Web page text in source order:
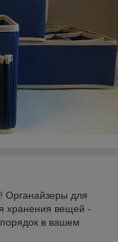
Органайзеры для
хранения вещей -
в вашем